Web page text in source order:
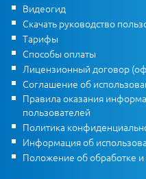
Видеогид
Скачать руководство
Тарифы
Способы оплаты
Лицензионный договор
Соглашение об
Правила оказания
пользователей
Политика
Информация об
Положение об обработке